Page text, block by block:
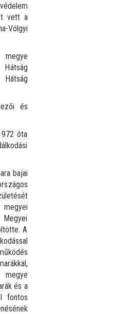
vett a
Völgyi
megye
és
óta
bajai
Megyei
A
megye
és a
fontos